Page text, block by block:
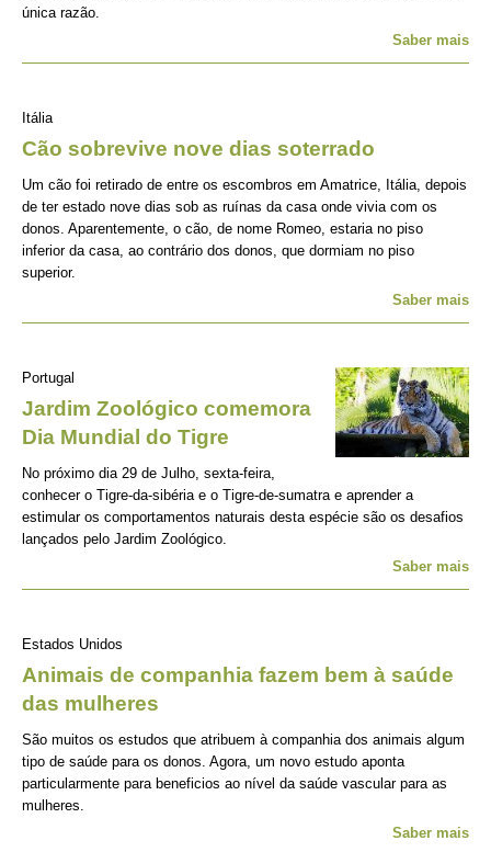
única razão.
Saber mais
Itália
Cão sobrevive nove dias soterrado
Um cão foi retirado de entre os escombros em Amatrice, Itália, depois
de ter estado nove dias sob as ruínas da casa onde vivia com os
donos. Aparentemente, o cão, de nome Romeo, estaria no piso
inferior da casa, ao contrário dos donos, que dormiam no piso
superior.
Saber mais
Portugal
Jardim Zoológico comemora
Dia Mundial do Tigre
No próximo dia 29 de Julho, sexta-feira,
conhecer o Tigre-da-sibéria e o Tigre-de-sumatra e aprender a
estimular os comportamentos naturais desta espécie são os desafios
lançados pelo Jardim Zoológico.
Saber mais
Estados Unidos
Animais de companhia fazem bem à saúde
das mulheres
São muitos os estudos que atribuem à companhia dos animais algum
tipo de saúde para os donos. Agora, um novo estudo aponta
particularmente para beneficios ao nível da saúde vascular para as
mulheres.
Saber mais